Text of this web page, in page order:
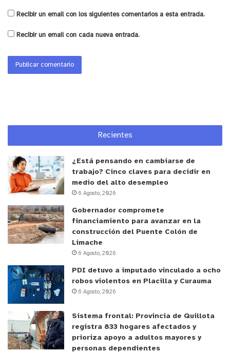
Recibir un email con los siguientes comentarios a esta entrada.
Recibir un email con cada nueva entrada.
Recientes
¿Está pensando en cambiarse de
trabajo? Cinco claves para decidir en
medio del alto desempleo
6 Agosto, 2026
Gobernador compromete
financiamiento para avanzar en la
construcción del Puente Colón de
Limache
6 Agosto, 2026
PDI detuvo a imputado vinculado a ocho
robos violentos en Placilla y Curauma
6 Agosto, 2026
Sistema frontal: Provincia de Quillota
registra 833 hogares afectados y
prioriza apoyo a adultos mayores y
personas dependientes